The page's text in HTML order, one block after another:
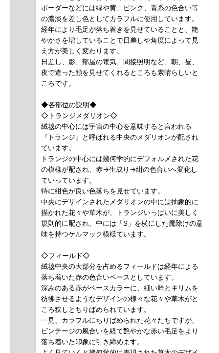
ボーダーなどには緑や黄、ピンク、青系の色合い等
の濃淡を差し色としてカラフルに使用しています。
経年により毛足が落ち着きを見せていることと、艶
やかさを増していることで日差しや角度によって見
え方が美しく変わります。
日差し、影、部屋の電気、間接照明など、朝、昼、
夜で違った顔を見せてくれるところも素晴らしいと
ころです。
◆各部位の説明◆
◇トランジメダリオン◇
絨毯の中心には宇宙の中心を意味すると言われる
『トランジ』と呼ばれる中央のメダリオンが配され
ています。
トランジの中心には幾何学的にデフォルメされた花
の模様が配され、赤→生成り→紺の色合いへ変化し
ていっています。
特に紺色が良い色落ちを見せています。
中央にデザインされたメダリオンの中には抽象的に
描かれた花々や草木が、トランジいっぱいに美しく
規則的に配され、中には「S」を横にした魔除けの意
味を持つケルマック模様ています。
◇フィールド◇
絨毯中央の大部分を占めるフィールドは経年による
落ち着いた赤の色合いベースとしています。
深みのある赤がベースカラーに、細い幹とキリムを
彷彿させるようなデザインの様々な花々や草木がと
ころ狭しとちりばめられています。
一見、カラフルにちりばめられた花々たちですが、
ビンテージの風合いを経て艶やかな赤い毛足をより
落ち着いた印象に引き締めます。